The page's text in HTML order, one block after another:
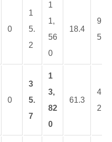
0
1
5.
2
1
1,
56
0
18.4
9.
5
0
3
5.
7
1
3,
82
0
61.3
4.
2